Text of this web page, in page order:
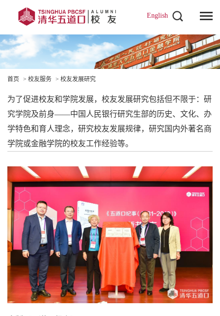
English
首页 > 校友服务 > 校友发展研究
为了促进校友和学院发展，校友发展研究包括但不限于：研
究学院及前身——中国人民银行研究生部的历史、文化、办
学特色和育人理念，研究校友发展规律，研究国内外著名商
学院或金融学院的校友工作经验等。